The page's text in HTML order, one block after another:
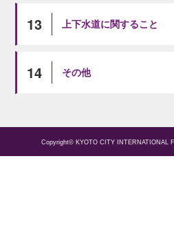
13 上下水道に関すること
14 その他
Copyright© KYOTO CITY INTERNATIONAL